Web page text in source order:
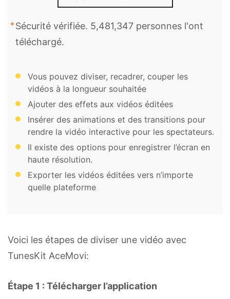
Sécurité vérifiée. 5,481,347 personnes l'ont
téléchargé.
Vous pouvez diviser, recadrer, couper les
vidéos à la longueur souhaitée
Ajouter des effets aux vidéos éditées
Insérer des animations et des transitions pour
rendre la vidéo interactive pour les spectateurs.
Il existe des options pour enregistrer l’écran en
haute résolution.
Exporter les vidéos éditées vers n’importe
quelle plateforme
Voici les étapes de diviser une vidéo avec
TunesKit AceMovi:
Étape 1 : Télécharger l’application